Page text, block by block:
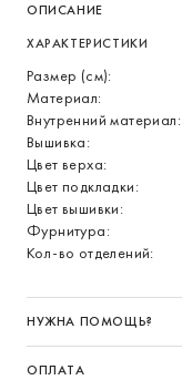
ОПИСАНИЕ
ХАРАКТЕРИСТИКИ
Размер (см):
Материал:
Внутренний материал:
Вышивка:
Цвет верха:
Цвет подкладки:
Цвет вышивки:
Фурнитура:
Кол-во отделений:
НУЖНА ПОМОЩЬ?
ОПЛАТА